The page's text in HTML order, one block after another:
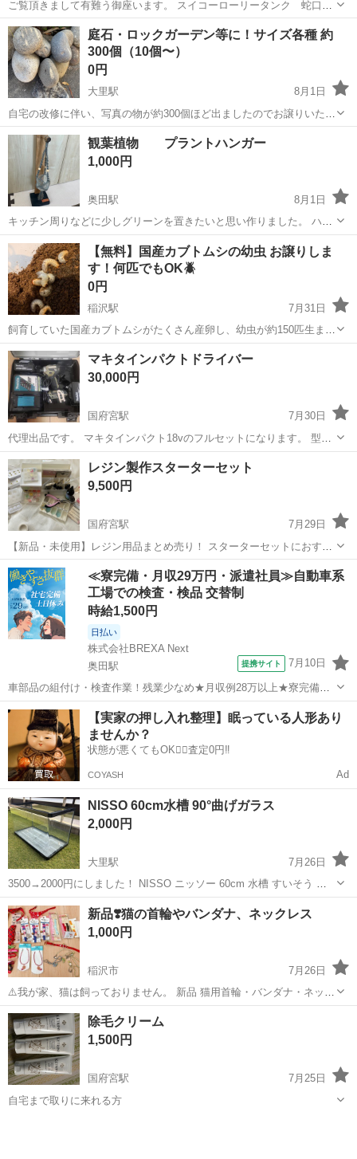
ご覧頂きまして有難う御座います。 スイコーローリータンク 蛇口
バルブ ボールバルブ２０A ＤＩＹです。 スイコー製のドレンは独
自の規格ですので、市販品ではネジ部が合いません。 メーカー規格の
みです。 純正ジョイント...
愛知 稲沢市 その他 ボール
庭石・ロックガーデン等に！サイズ各種 約
300個（10個〜）
0円
大里駅
8月1日
自宅の改修に伴い、写真の物が約300個ほど出ましたのでお譲りいたし
ます。 お好きな形や大きさを選んで持って行っていただいて構いませ
・形状...
愛知 稲沢市 大里駅 その他
観葉植物 プラントハンガー
1,000円
奥田駅
8月1日
キッチン周りなどに少しグリーンを置きたいと思い作りました。 ハン
ドメイド品です。
愛知 稲沢市 奥田駅 その他 観葉植物
【無料】国産カブトムシの幼虫 お譲りしま
す！何匹でもOK🪲
0円
稲沢駅
7月31日
飼育していた国産カブトムシがたくさん産卵し、幼虫が約150匹生まれ
ました😊 すべて育てることが難しいため、大切に育てていただける方
へお譲りします。 【お譲り内容】 ・幼虫は何匹でも無料でお譲りしま
す。 ・...
愛知 稲沢市 稲沢駅 その他 幼虫
マキタインパクトドライバー
30,000円
国府宮駅
7月30日
代理出品です。 マキタインパクト18vのフルセットになります。 型番
TD173Dになります。 本体 1つ バッテリーは6.0Ah 2つ 充電器 ケー
スになります。 軸ブレ無し 不都合もありません。 多少の使用傷はあ
りますが大...
愛知 稲沢市 国府宮駅 その他
レジン製作スターターセット
9,500円
国府宮駅
7月29日
【新品・未使用】レジン用品まとめ売り！ スターターセットにおすす
め！ レジン製作に興味を持って購入しましたが、購入した時点で満足
してしまい、一度も使用しませんでした。 そのため、すべて新品・未
使用です！ （ダイソー セリ...
愛知 稲沢市 国府宮駅 その他
≪寮完備・月収29万円・派遣社員≫自動車系
工場での検査・検品 交替制
時給1,500円
日払い
株式会社BREXA Next
奥田駅
提携サイト 7月10日
車部品の組付け・検査作業！残業少なめ★月収例28万以上★寮完備！
赴任旅費会社負担なので遠方の方も安心♪マイカー通勤OK！未経験の
方活躍中！食堂利用可！20代、30代、40代の男女活躍中！《愛知県稲
沢市》 人気の工場のお仕事...
愛知 稲沢市 奥田駅 その他
【実家の押し入れ整理】眠っている人形あり
ませんか？
状態が悪くてもOK🙆‍♀️査定0円‼️
COYASH Ad
NISSO 60cm水槽 90°曲げガラス
2,000円
大里駅
7月26日
3500→2000円にしました！ NISSO ニッソー 60cm 水槽 すいそう 全
面は90度曲がっています。 左前の下フレームと左後ろの下フレームが
割れておりますが漏れなどはないと思います。 また購入当初にフ...
愛知 稲沢市 大里駅 その他 水槽
新品❣️猫の首輪やバンダナ、ネックレス
1,000円
稲沢市
7月26日
⚠️我が家、猫は飼っておりません。 新品 猫用首輪・バンダナ・ネック
レスなど ※おまけで新品なのか中古品なのか分かりませんが個包装さ
れてない首輪等も一緒にお譲りします！ ➡️不要の際は事前にメッセー
ジでお問い合わせ下さい...
愛知 稲沢市 その他 首輪
除毛クリーム
1,500円
国府宮駅
7月25日
自宅まで取りに来れる方